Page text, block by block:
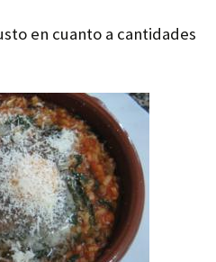
en cuanto a cantidades